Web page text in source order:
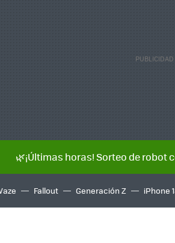
🌿¡Últimas horas! Sorteo de robot
Fallout Generación Z iPhone